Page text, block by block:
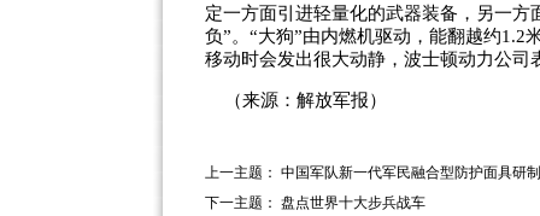
定一方面引进轻量化的武器装备，另一
负”。“大狗”由内燃机驱动，能翻越约1.2
移动时会发出很大动静，波士顿动力公
（来源：解放军报）
上一主题： 中国军队新一代军民融合型防护面具研
下一主题： 盘点世界十大步兵战车